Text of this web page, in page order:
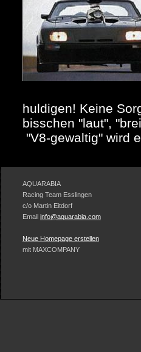
huldigen! Keine
bisschen "laut",
"V8-gewaltig" wird
AQUARABIA
Racing Team Esslingen
c/o Martin Eitdorf
Email info@aquarabia.com
Neue Homepage erstellen
mit MAXCOMPANY